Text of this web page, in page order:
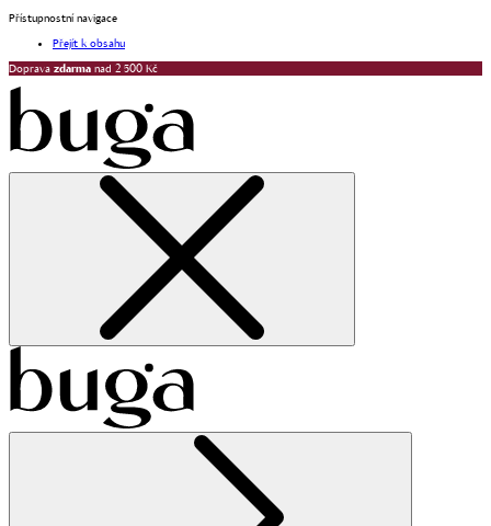
Přístupnostní navigace
Přejít k obsahu
Doprava zdarma nad 2 500 Kč